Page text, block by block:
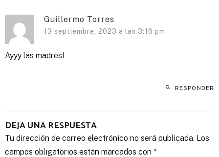
Guillermo Torres
13 septiembre, 2023 a las 3:16 pm
Ayyy las madres!
RESPONDER
DEJA UNA RESPUESTA
Tu dirección de correo electrónico no será publicada. Los
campos obligatorios están marcados con *